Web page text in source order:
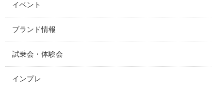
イベント
ブランド情報
試乗会・体験会
インプレ